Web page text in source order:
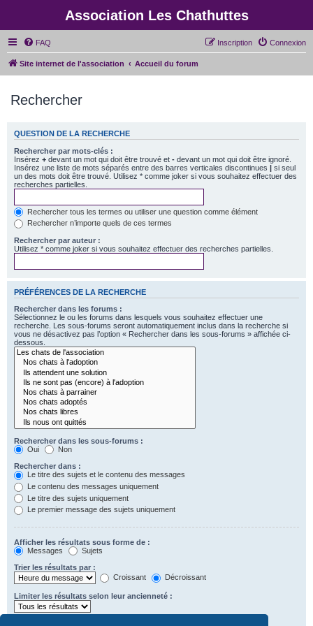
Association Les Chathuttes
FAQ Connexion
Inscription
Site internet de l'association Accueil du forum
Rechercher
QUESTION DE LA RECHERCHE
Rechercher par mots-clés :
Insérez + devant un mot qui doit être trouvé et - devant un mot qui doit être ignoré.
Insérez une liste de mots séparés entre des barres verticales discontinues | si seul
un des mots doit être trouvé. Utilisez * comme joker si vous souhaitez effectuer des
recherches partielles.
Rechercher tous les termes ou utiliser une question comme élément
Rechercher n’importe quels de ces termes
Rechercher par auteur :
Utilisez * comme joker si vous souhaitez effectuer des recherches partielles.
PRÉFÉRENCES DE LA RECHERCHE
Rechercher dans les forums :
Sélectionnez le ou les forums dans lesquels vous souhaitez effectuer une
recherche. Les sous-forums seront automatiquement inclus dans la recherche si
vous ne désactivez pas l’option « Rechercher dans les sous-forums » affichée ci-
dessous.
Rechercher dans les sous-forums :
Oui
Non
Rechercher dans :
Le titre des sujets et le contenu des messages
Le contenu des messages uniquement
Le titre des sujets uniquement
Le premier message des sujets uniquement
Afficher les résultats sous forme de :
Messages
Sujets
Trier les résultats par :
Croissant
Décroissant
Limiter les résultats selon leur ancienneté :